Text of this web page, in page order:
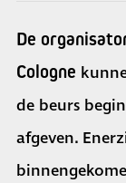
De
Cologne
de beurs
afgeven.